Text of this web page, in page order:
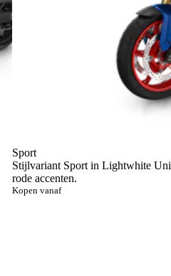
Sport
Stijlvariant Sport in Lightwhite
rode accenten.
Kopen vanaf